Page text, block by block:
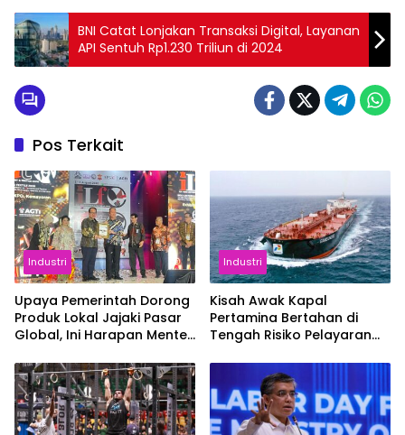
BNI Catat Lonjakan Transaksi Digital, Layanan
API Sentuh Rp1.230 Triliun di 2024
Pos Terkait
Industri
Upaya Pemerintah Dorong
Produk Lokal Jajaki Pasar
Global, Ini Harapan Menteri
dan IGT Expo 2026
Industri
Kisah Awak Kapal
Pertamina Bertahan di
Tengah Risiko Pelayaran